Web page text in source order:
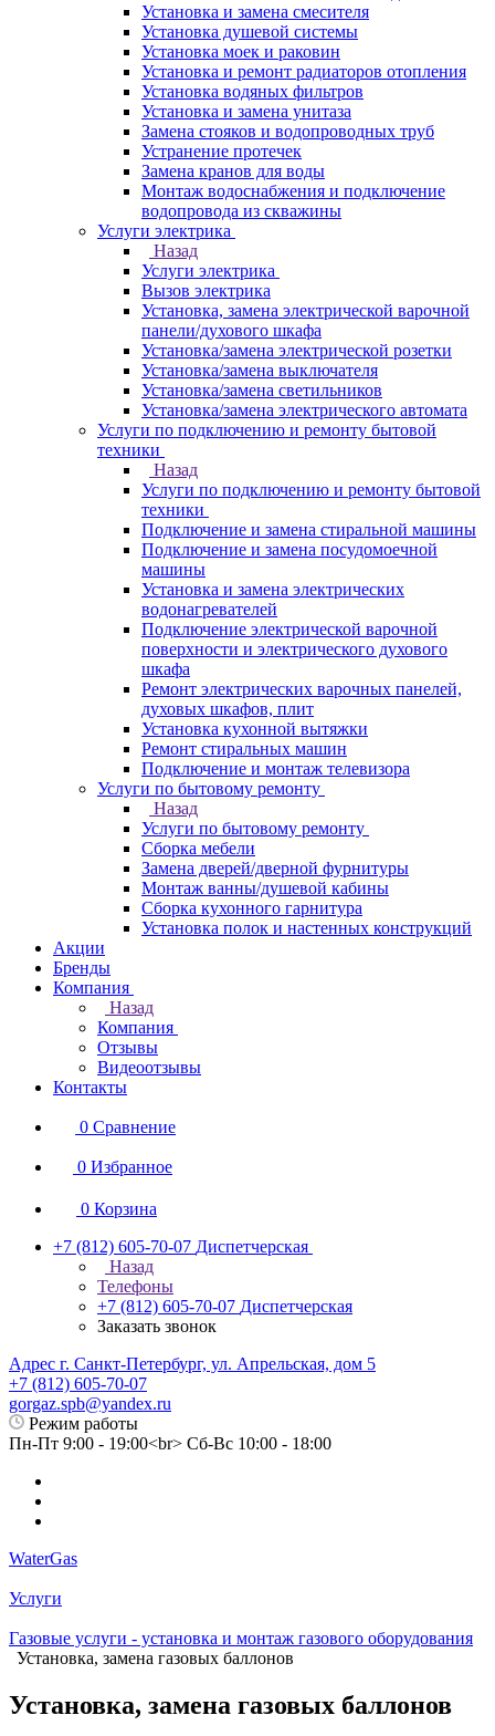
Установка и замена смесителя
Установка душевой системы
Установка моек и раковин
Установка и ремонт радиаторов отопления
Установка водяных фильтров
Установка и замена унитаза
Замена стояков и водопроводных труб
Устранение протечек
Замена кранов для воды
Монтаж водоснабжения и подключение
водопровода из скважины
Услуги электрика
Назад
Услуги электрика
Вызов электрика
Установка, замена электрической варочной
панели/духового шкафа
Установка/замена электрической розетки
Установка/замена выключателя
Установка/замена светильников
Установка/замена электрического автомата
Услуги по подключению и ремонту бытовой
техники
Назад
Услуги по подключению и ремонту бытовой
техники
Подключение и замена стиральной машины
Подключение и замена посудомоечной
машины
Установка и замена электрических
водонагревателей
Подключение электрической варочной
поверхности и электрического духового
шкафа
Ремонт электрических варочных панелей,
духовых шкафов, плит
Установка кухонной вытяжки
Ремонт стиральных машин
Подключение и монтаж телевизора
Услуги по бытовому ремонту
Назад
Услуги по бытовому ремонту
Сборка мебели
Замена дверей/дверной фурнитуры
Монтаж ванны/душевой кабины
Сборка кухонного гарнитура
Установка полок и настенных конструкций
Акции
Бренды
Компания
Назад
Компания
Отзывы
Видеоотзывы
Контакты
0 Сравнение
0 Избранное
0 Корзина
+7 (812) 605-70-07 Диспетчерская
Назад
Телефоны
+7 (812) 605-70-07 Диспетчерская
Заказать звонок
Адрес г. Санкт-Петербург, ул. Апрельская, дом 5
+7 (812) 605-70-07
gorgaz.spb@yandex.ru
Режим работы
Пн-Пт 9:00 - 19:00<br> Сб-Вс 10:00 - 18:00
WaterGas
Услуги
Газовые услуги - установка и монтаж газового оборудования
Установка, замена газовых баллонов
Установка, замена газовых баллонов